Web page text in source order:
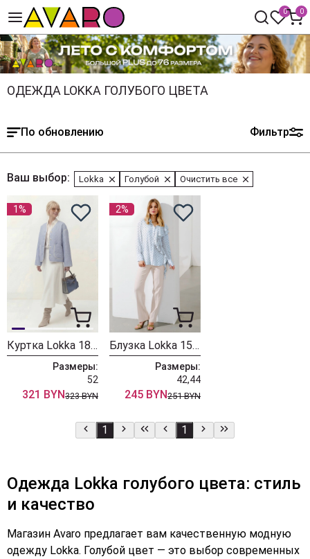
0 0
ОДЕЖДА LOKKA ГОЛУБОГО ЦВЕТА
По обновлению Фильтр
Ваш выбор: Lokka Голубой Очистить все
1%
Куртка Lokka 1829
Размеры:
52
321 BYN323 BYN
2%
Блузка Lokka 1565В
Размеры:
42,44
245 BYN251 BYN
1 1
Одежда Lokka голубого цвета: стиль
и качество
Магазин Avaro предлагает вам качественную модную
одежду Lokka. Голубой цвет — это выбор современных